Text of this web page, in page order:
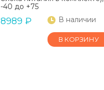
-40 до +75
8989 ₽ В наличии
В КОРЗИНУ